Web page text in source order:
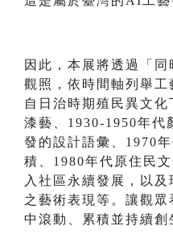
因此，本展將透過「
觀照，依時間軸列舉
自日治時期殖民異文
漆藝、1930-1950年代
發的設計語彙、1970
積、1980年代原住民
入社區永續發展，以
之藝術表現等。讓觀
中滾動、累積並持續創